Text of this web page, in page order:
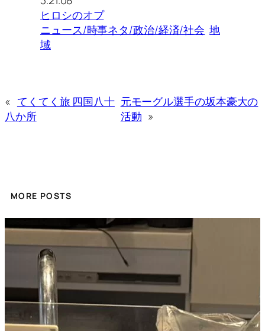
ヒロシのオプ
ニュース/時事ネタ/政治/経済/社会 地
域
« てくてく旅 四国八十
八か所
元モーグル選手の坂本豪大の
活動 »
MORE POSTS